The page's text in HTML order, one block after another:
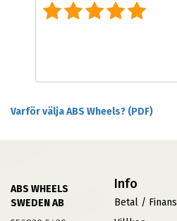
Varför välja ABS Wheels? (PDF)
ABS WHEELS
SWEDEN AB
Info
Betal / Finans